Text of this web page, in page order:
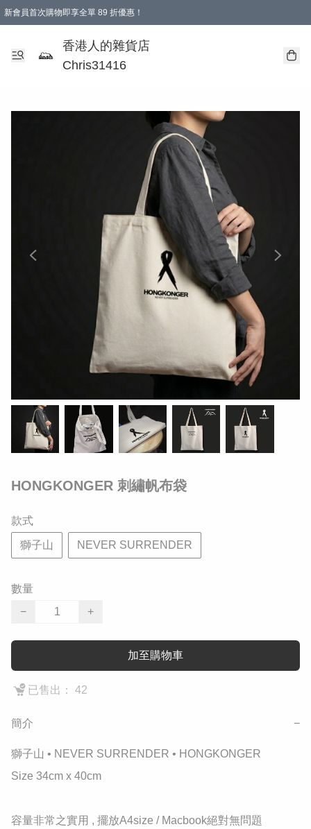
新會員首次購物即享全單 89 折優惠！
購物滿 HKD 499.00即享免運費優惠！（適用於 本地送貨、本地取貨 )
【滿 $300 專屬驚喜：無聲信物（最後一批）】
香港人的雜貨店
Chris31416
HONGKONGER 刺繡帆布袋
款式
獅子山 NEVER SURRENDER
數量
−
+
加至購物車
已售出： 42
簡介 −
獅子山 • NEVER SURRENDER • HONGKONGER
Size 34cm x 40cm
容量非常之實用 , 擺放A4size / Macbook絕對無問題